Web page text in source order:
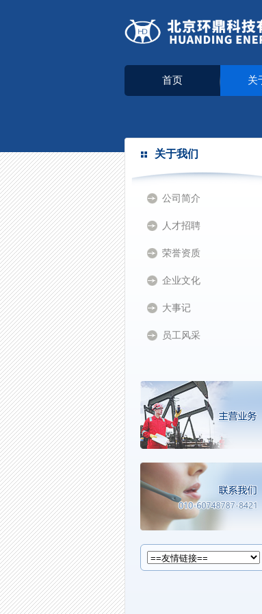
首页 关
关于我们
公司简介
人才招聘
荣誉资质
企业文化
大事记
员工风采